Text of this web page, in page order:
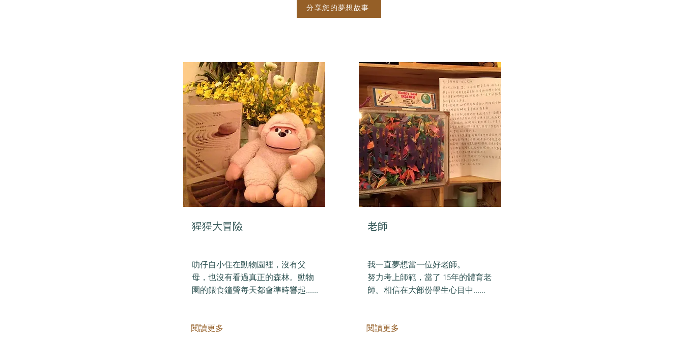
分享您的夢想故事
猩猩大冒險
叻仔自小住在動物園裡，沒有父
母，也沒有看過真正的森林。動物
園的餵食鐘聲每天都會準時響起......
閱讀更多
老師
我一直夢想當一位好老師。
努力考上師範，當了 15年的體育老
師。相信在大部份學生心目中......
閱讀更多